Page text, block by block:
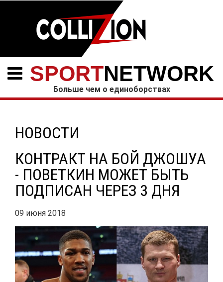
SPORTNETWORK
Больше чем о единоборствах
НОВОСТИ
КОНТРАКТ НА БОЙ ДЖОШУА
- ПОВЕТКИН МОЖЕТ БЫТЬ
ПОДПИСАН ЧЕРЕЗ 3 ДНЯ
09 июня 2018